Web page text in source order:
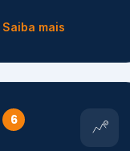
Saiba mais
6